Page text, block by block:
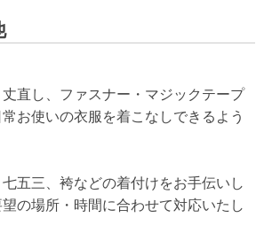
直し、ファスナー・マジックテープ
お使いの衣服を着こなしできるよう
五三、袴などの着付けをお手伝いし
の場所・時間に合わせて対応いたし